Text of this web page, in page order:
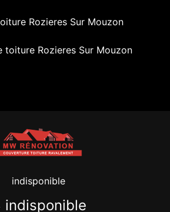
Rozieres Sur Mouzon
toiture Rozieres Sur Mouzon
indisponible
indisponible